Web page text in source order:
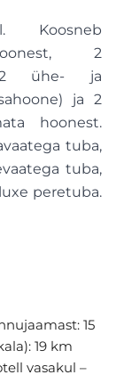
Koosneb
2
2 ühe- ja
ja 2
hoonest.
tuba,
tuba,
peretuba.
15
19 km
vasakul –